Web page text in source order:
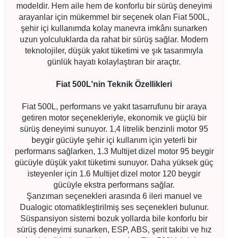
modeldir. Hem aile hem de konforlu bir sürüş deneyimi
arayanlar için mükemmel bir seçenek olan Fiat 500L,
şehir içi kullanımda kolay manevra imkânı sunarken
uzun yolculuklarda da rahat bir sürüş sağlar. Modern
teknolojiler, düşük yakıt tüketimi ve şık tasarımıyla
günlük hayatı kolaylaştıran bir araçtır.
Fiat 500L'nin Teknik Özellikleri
Fiat 500L, performans ve yakıt tasarrufunu bir araya
getiren motor seçenekleriyle, ekonomik ve güçlü bir
sürüş deneyimi sunuyor. 1,4 litrelik benzinli motor 95
beygir gücüyle şehir içi kullanım için yeterli bir
performans sağlarken, 1.3 Multijet dizel motor 95 beygir
gücüyle düşük yakıt tüketimi sunuyor. Daha yüksek güç
isteyenler için 1.6 Multijet dizel motor 120 beygir
gücüyle ekstra performans sağlar.
Şanzıman seçenekleri arasında 6 ileri manuel ve
Dualogic otomatikleştirilmiş ses seçenekleri bulunur.
Süspansiyon sistemi bozuk yollarda bile konforlu bir
sürüş deneyimi sunarken, ESP, ABS, şerit takibi ve hız